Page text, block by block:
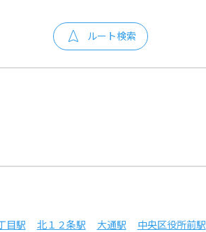
ルート検索
目駅 北１２条駅 大通駅 中央区役所前駅